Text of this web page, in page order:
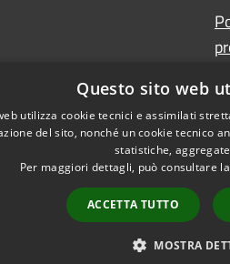
Questo sito web
utilizza cookie tecnici e assimilati
del sito, nonché un cookie tecnico
statistiche,
Per maggiori dettagli, può consultare
ACCETTA TUTTO
MOSTRA